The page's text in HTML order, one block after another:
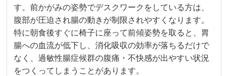
す。前かがみの姿勢でデスクワークをしている方は、
腹部が圧迫され腸の動きが制限されやすくなります。
特に朝食後すぐに椅子に座って前傾姿勢を取ると、胃
腸への血流が低下し、消化吸収の効率が落ちるだけで
なく、過敏性腸症候群の腹痛・不快感が出やすい状況
をつくってしまうことがあります。